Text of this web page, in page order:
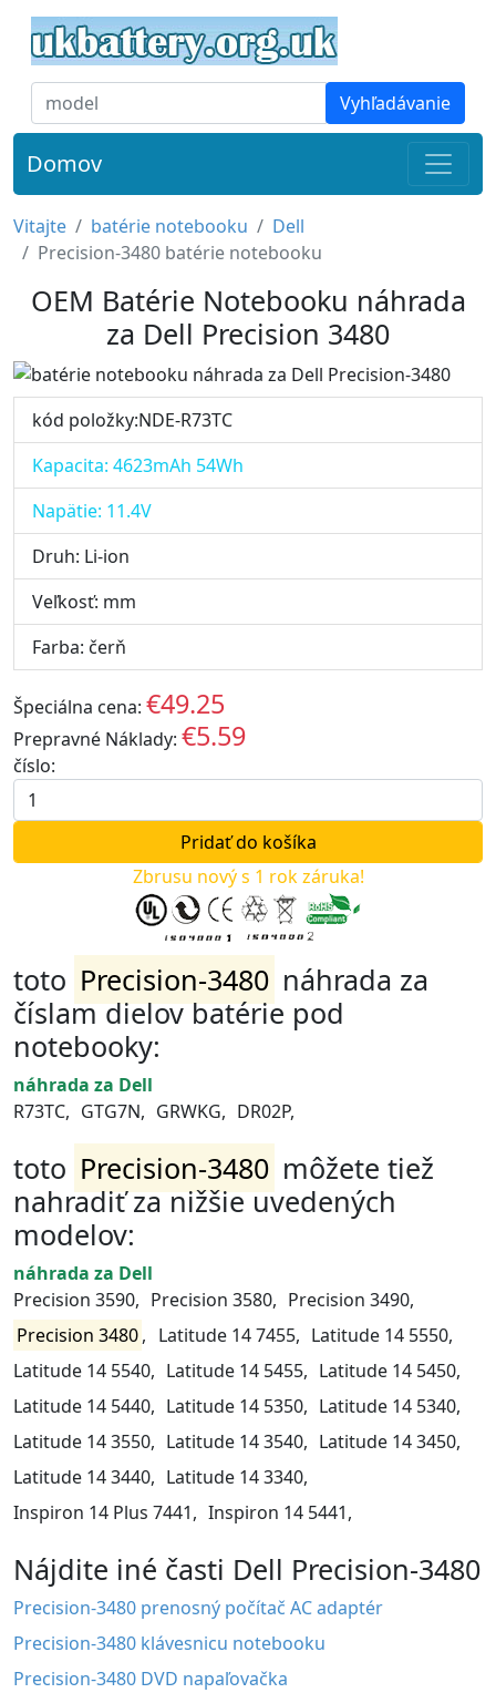
Vyhľadávanie
Domov
Vitajte batérie notebooku
Dell
Precision-3480 batérie notebooku
OEM Batérie Notebooku náhrada
za Dell Precision 3480
kód položky:NDE-R73TC
Kapacita: 4623mAh 54Wh
Napätie: 11.4V
Druh: Li-ion
Veľkosť: mm
Farba: čerň
Špeciálna cena: €49.25
Prepravné Náklady: €5.59
číslo:
Zbrusu nový s 1 rok záruka!
toto Precision-3480 náhrada za
číslam dielov batérie pod
notebooky:
náhrada za Dell
R73TC, GTG7N, GRWKG, DR02P,
toto Precision-3480 môžete tiež
nahradiť za nižšie uvedených
modelov:
náhrada za Dell
Precision 3590, Precision 3580, Precision 3490,
Precision 3480, Latitude 14 7455, Latitude 14 5550,
Latitude 14 5540, Latitude 14 5455, Latitude 14 5450,
Latitude 14 5440, Latitude 14 5350, Latitude 14 5340,
Latitude 14 3550, Latitude 14 3540, Latitude 14 3450,
Latitude 14 3440, Latitude 14 3340,
Inspiron 14 Plus 7441, Inspiron 14 5441,
Nájdite iné časti Dell Precision-3480
Precision-3480 prenosný počítač AC adaptér
Precision-3480 klávesnicu notebooku
Precision-3480 DVD napaľovačka